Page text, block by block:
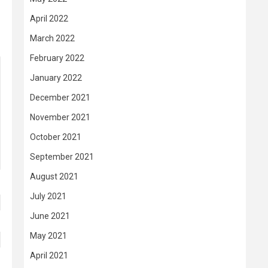
April 2022
March 2022
February 2022
January 2022
December 2021
November 2021
October 2021
September 2021
August 2021
July 2021
June 2021
May 2021
April 2021